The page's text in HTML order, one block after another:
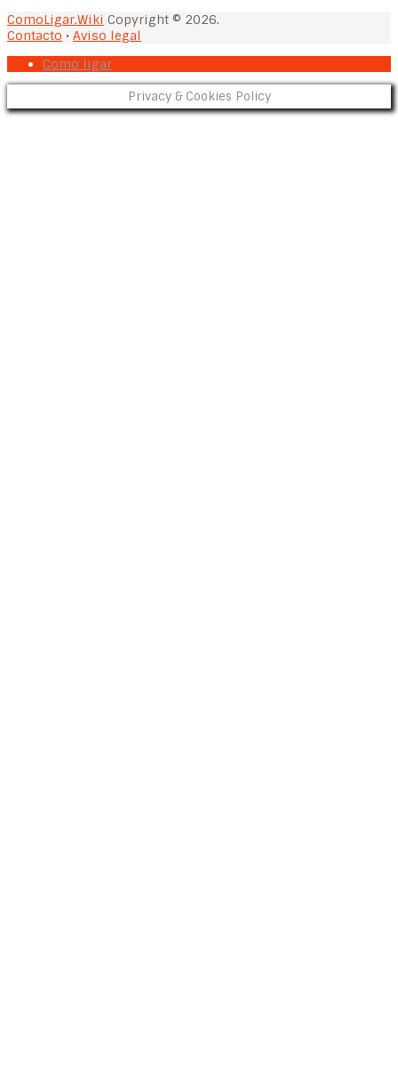
ComoLigar.Wiki Copyright © 2026.
Contacto • Aviso legal
Como ligar
Privacy & Cookies Policy